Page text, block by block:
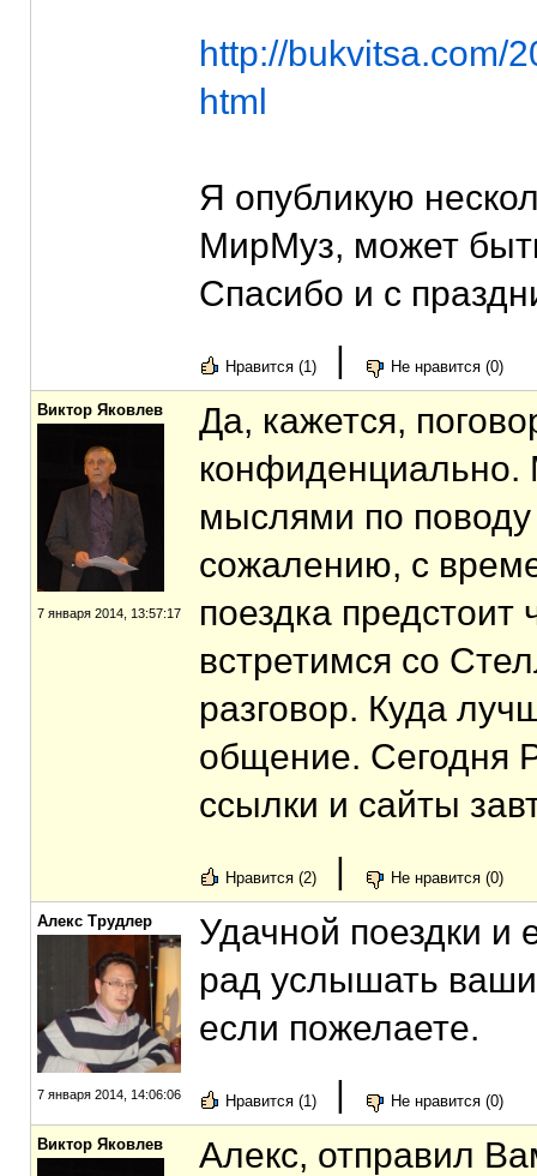
http://bukvitsa.com/
html
Я опубликую
МирМуз, может
Спасибо и с
Нравится (1) | Не нравится (0)
Виктор Яковлев
7 января 2014, 13:57:17
Да, кажется,
конфиденциально.
мыслями по
сожалению, с
поездка предстоит
встретимся со
разговор. Куда
общение. Сегодня
ссылки и сайты
Нравится (2) | Не нравится (0)
Алекс Трудлер
7 января 2014, 14:06:06
Удачной поездки и
рад услышать
если пожелаете.
Нравится (1) | Не нравится (0)
Виктор Яковлев
Алекс, отправил